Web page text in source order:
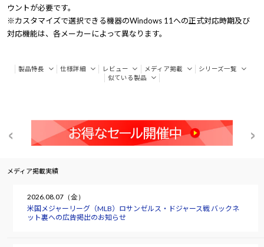
ウントが必要です。
※カスタマイズで選択できる機器のWindows 11への正式対応時期及び
対応機能は、各メーカーによって異なります。
製品特長 仕様詳細 レビュー メディア掲載
シリーズ一覧
似ている製品
メディア掲載実績
2026.08.07（金）
米国メジャーリーグ（MLB）ロサンゼルス・ドジャース戦 バックネ
ット裏への広告掲出のお知らせ